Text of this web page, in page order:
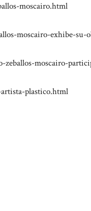
moscairo.html
moscairo-exhibe-su-
moscairo-
plastico.html